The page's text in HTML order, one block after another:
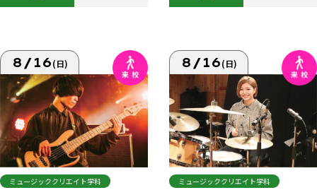
8/16(日)
ミュージッククリエイト学科
8/16(日)
ミュージッククリエイト学科